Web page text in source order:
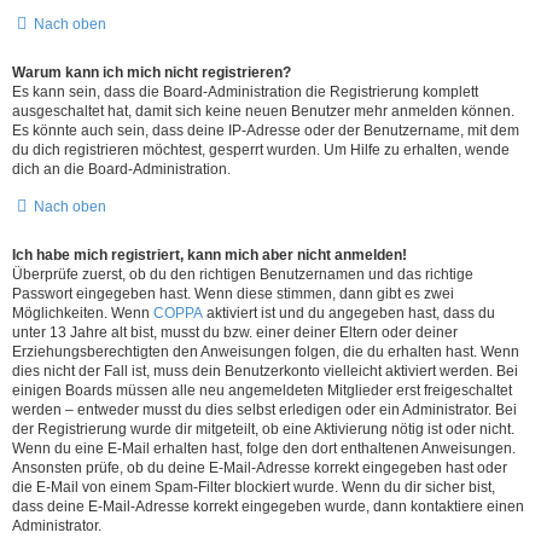
Nach oben
Warum kann ich mich nicht registrieren?
Es kann sein, dass die Board-Administration die Registrierung komplett
ausgeschaltet hat, damit sich keine neuen Benutzer mehr anmelden können.
Es könnte auch sein, dass deine IP-Adresse oder der Benutzername, mit dem
du dich registrieren möchtest, gesperrt wurden. Um Hilfe zu erhalten, wende
dich an die Board-Administration.
Nach oben
Ich habe mich registriert, kann mich aber nicht anmelden!
Überprüfe zuerst, ob du den richtigen Benutzernamen und das richtige
Passwort eingegeben hast. Wenn diese stimmen, dann gibt es zwei
Möglichkeiten. Wenn COPPA aktiviert ist und du angegeben hast, dass du
unter 13 Jahre alt bist, musst du bzw. einer deiner Eltern oder deiner
Erziehungsberechtigten den Anweisungen folgen, die du erhalten hast. Wenn
dies nicht der Fall ist, muss dein Benutzerkonto vielleicht aktiviert werden. Bei
einigen Boards müssen alle neu angemeldeten Mitglieder erst freigeschaltet
werden – entweder musst du dies selbst erledigen oder ein Administrator. Bei
der Registrierung wurde dir mitgeteilt, ob eine Aktivierung nötig ist oder nicht.
Wenn du eine E-Mail erhalten hast, folge den dort enthaltenen Anweisungen.
Ansonsten prüfe, ob du deine E-Mail-Adresse korrekt eingegeben hast oder
die E-Mail von einem Spam-Filter blockiert wurde. Wenn du dir sicher bist,
dass deine E-Mail-Adresse korrekt eingegeben wurde, dann kontaktiere einen
Administrator.